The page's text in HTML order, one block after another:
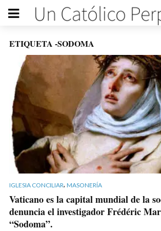
ETIQUETA -SODOMA
IGLESIA CONCILIAR, MASONERÍA
Vaticano es la capital mundial de la
denuncia el investigador Frédéric
“Sodoma”.